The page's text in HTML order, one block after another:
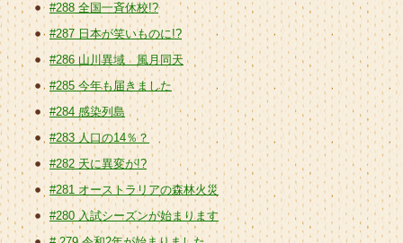
#288 全国一斉休校!?
#287 日本が笑いものに!?
#286 山川異域 風月同天
#285 今年も届きました
#284 感染列島
#283 人口の14％？
#282 天に異変が!?
#281 オーストラリアの森林火災
#280 入試シーズンが始まります